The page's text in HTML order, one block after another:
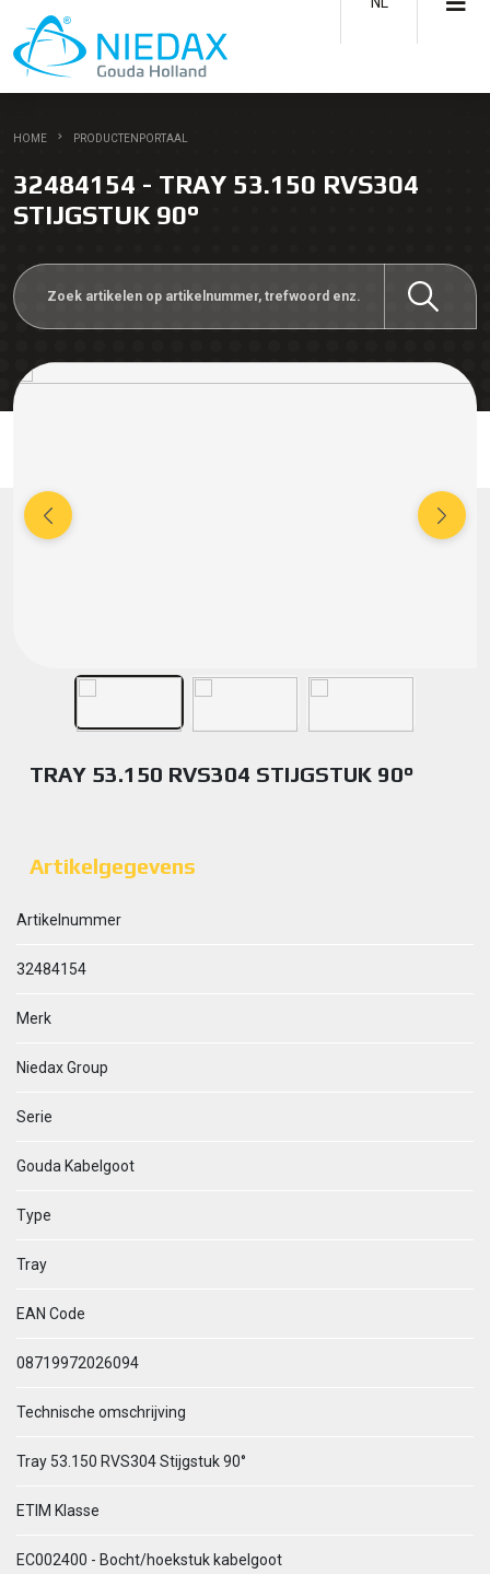
HOME PRODUCTENPORTAAL
32484154 - TRAY 53.150 RVS304
STIJGSTUK 90°
TRAY 53.150 RVS304 STIJGSTUK 90°
Artikelgegevens
Artikelnummer
32484154
Merk
Niedax Group
Serie
Gouda Kabelgoot
Type
Tray
EAN Code
08719972026094
Technische omschrijving
Tray 53.150 RVS304 Stijgstuk 90°
ETIM Klasse
EC002400 - Bocht/hoekstuk kabelgoot